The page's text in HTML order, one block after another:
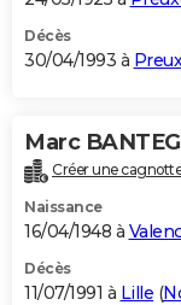
Décès
30/04/1993 à
Marc
Créer une
Naissance
16/04/1948 à
Décès
11/07/1991 à Lille (